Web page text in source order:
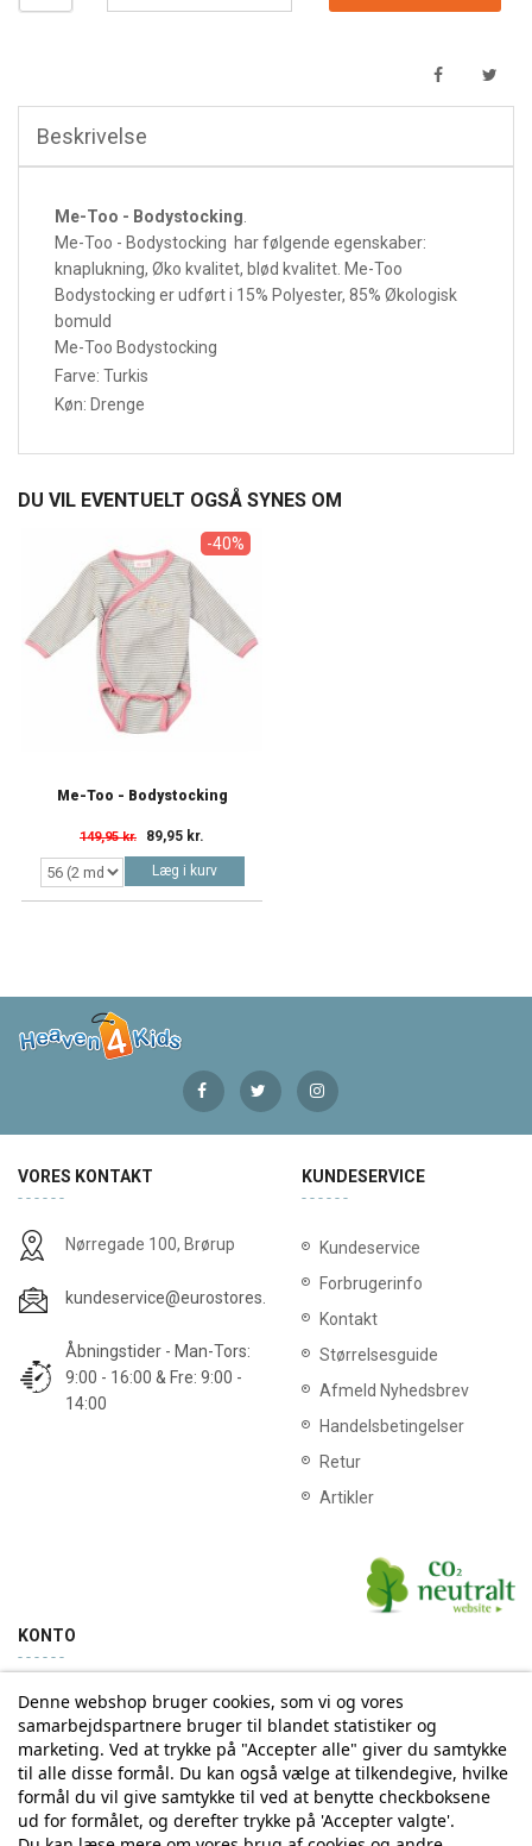
Beskrivelse
Me-Too - Bodystocking
Me-Too - Bodystocking har følgende egenskaber:
knaplukning, Øko kvalitet, blød kvalitet. Me-Too
Bodystocking er udført i 15% Polyester, 85% Økologisk
bomuld
Me-Too Bodystocking
Farve: Turkis
Køn: Drenge
DU VIL EVENTUELT OGSÅ SYNES OM
-40%
Me-Too - Bodystocking
149,95 kr. 89,95 kr.
Læg i kurv
VORES KONTAKT
Nørregade 100, Brørup
kundeservice@eurostores.dk
Åbningstider - Man-Tors:
9:00 - 16:00 & Fre: 9:00 -
14:00
KUNDESERVICE
Kundeservice
Forbrugerinfo
Kontakt
Størrelsesguide
Afmeld Nyhedsbrev
Handelsbetingelser
Retur
Artikler
KONTO
Min konto Ordrehistorik
Tilmelding til Nyhedsbrev
Vi deler aldrig din email-adresse med tredjepart
Denne webshop bruger cookies, som vi og vores
samarbejdspartnere bruger til blandet statistiker og
marketing. Ved at trykke på "Accepter alle" giver du samtykke
til alle disse formål. Du kan også vælge at tilkendegive, hvilke
formål du vil give samtykke til ved at benytte checkboksene
ud for formålet, og derefter trykke på 'Accepter valgte'.